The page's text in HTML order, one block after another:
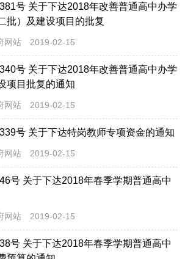
号 关于下达2018年改善普通高中办学
批）及建设项目的批复
网站 2019-02-15
号 关于下达2018年改善普通高中办学
项目批复的通知
网站 2019-02-15
号 关于下达特岗教师专项资金的通知
网站 2019-02-15
号 关于下达2018年春季学期普通高中
网站 2019-02-15
号 关于下达2018年春季学期普通高中